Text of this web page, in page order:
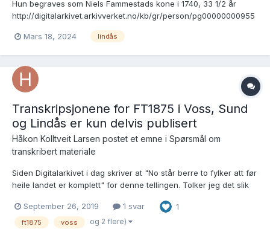
Hun begraves som Niels Fammestads kone i 1740, 33 1/2 år
http://digitalarkivet.arkivverket.no/kb/gr/person/pg00000000955
Ministerialbok nr. A 2, 1740-1748, s. 12-13 Brukslenke for
Mars 18, 2024 lindås
Transkripsjonene for FT1875 i Voss, Sund
og Lindås er kun delvis publisert
Håkon Kolltveit Larsen postet et emne i Spørsmål om
transkribert materiale
Siden Digitalarkivet i dag skriver at "No står berre to fylker att før
heile landet er komplett" for denne tellingen. Tolker jeg det slik
transkripsjonene fra Hordaland finnes. I transkripsjonen av
FT1875 for Voss mangler telling...
September 26, 2019 1 svar 1
ft1875 voss og 2 flere)